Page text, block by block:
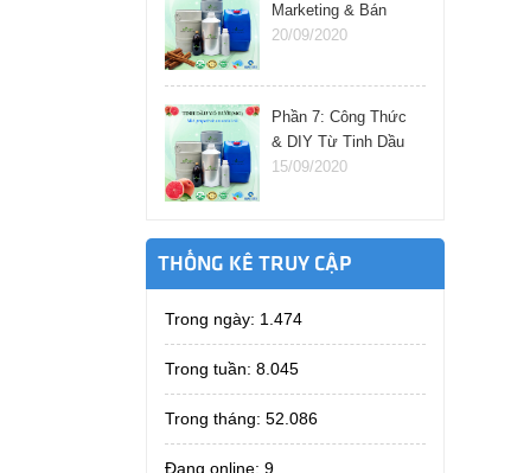
Marketing & Bán
Hàng Tinh Dầu
20/09/2020
Phần 7: Công Thức
& DIY Từ Tinh Dầu
15/09/2020
THỐNG KÊ TRUY CẬP
Trong ngày: 1.474
Trong tuần: 8.045
Trong tháng: 52.086
Đang online: 9